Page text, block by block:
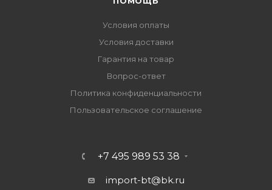
Условия оплаты
Условия доставки
Гарантия на товар
Вопрос-ответ
Политика конфиденциальности
Пользовательское соглашение
+7 495 989 53 38
import-bt@bk.ru